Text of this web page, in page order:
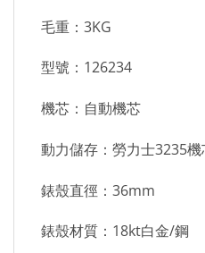
毛重：3KG
型號：126234
機芯：自動機芯
動力儲存：勞力士3235
錶殼直徑：36mm
錶殼材質：18kt白金/鋼